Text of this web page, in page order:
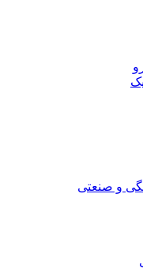
و صنعتی